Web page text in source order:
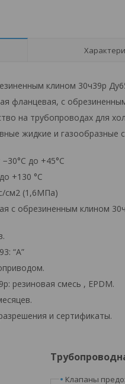
клином 30ч39р
фланцевая, с
на трубопроводах для
жидкие и
до +45°С
+130 °С
см2 (1,6МПа)
с обрезиненным клином
“А”
резиновая смесь , EPDM.
и сертификаты.
Клапаны